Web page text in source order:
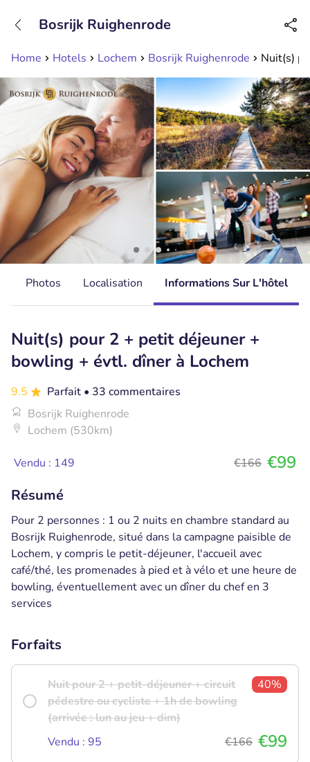
Disponible jusqu'à 23:00 heures
Home Hotels Lochem Bosrijk Ruighenrode Nuit(s)
Bosrijk Ruighenrode
Photos Localisation Informations Sur L'hôtel
Nuit(s) pour 2 + petit déjeuner +
bowling + évtl. dîner à Lochem
9.5 Parfait • 33 commentaires
Bosrijk Ruighenrode
Lochem (530km)
Vendu : 149 €166 €99
Résumé
Pour 2 personnes : 1 ou 2 nuits en chambre standard au
Bosrijk Ruighenrode, situé dans la campagne paisible de
Lochem, y compris le petit-déjeuner, l'accueil avec
café/thé, les promenades à pied et à vélo et une heure de
bowling, éventuellement avec un dîner du chef en 3
services
Forfaits
Nuit pour 2 + petit-déjeuner + circuit
pédestre ou cycliste + 1h de bowling
(arrivée : lun au jeu + dim)
40%
Vendu : 95 €166 €99